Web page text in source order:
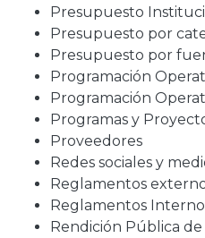
Presupuesto
Presupuesto por
Presupuesto por
Programación
Programación
Programas y
Proveedores
Redes sociales y
Reglamentos
Reglamentos
Rendición Pública